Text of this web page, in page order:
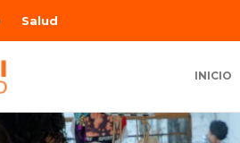
Salud
INICIO